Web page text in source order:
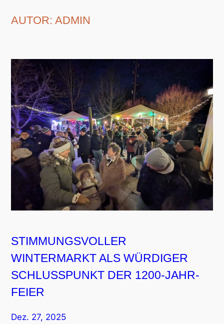
InhaltAUTOR:ADMIN
STIMMUNGSVOLLER
WINTERMARKT ALS WÜRDIGER
SCHLUSSPUNKT DER 1200-JAHR-
FEIER
Dez. 27, 2025